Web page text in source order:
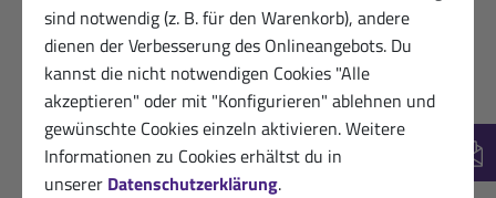
sind notwendig (z. B. für den Warenkorb), andere
dienen der Verbesserung des Onlineangebots. Du
kannst die nicht notwendigen Cookies "Alle
akzeptieren" oder mit "Konfigurieren" ablehnen und
gewünschte Cookies einzeln aktivieren. Weitere
Informationen zu Cookies erhältst du in
unserer Datenschutzerklärung.
12.03.2025
Begeisterte Sanct Bernhard Sport-
Kundin
★★★★★
einen kleinen Proteinriegel zwischendurch, was
braucht man mehr?